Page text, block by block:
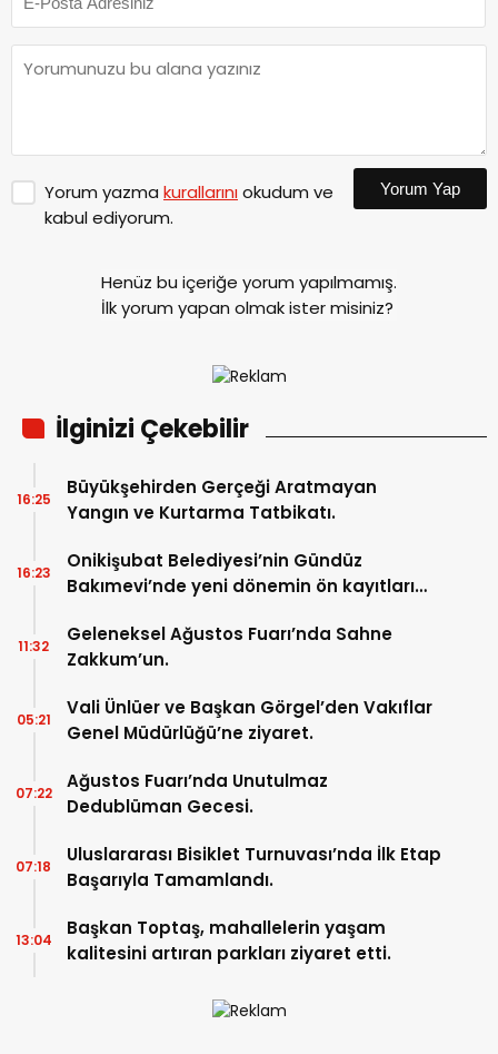
Yorum yazma kurallarınıokudum ve
kabul ediyorum.
Yorum Yap
Henüz bu içeriğe yorum yapılmamış.
İlk yorum yapan olmak ister misiniz?
İlginizi Çekebilir
Büyükşehirden Gerçeği Aratmayan
Yangın ve Kurtarma Tatbikatı.
16:25
Onikişubat Belediyesi’nin Gündüz
Bakımevi’nde yeni dönemin ön kayıtları
16:23
Geleneksel Ağustos Fuarı’nda Sahne
Zakkum’un.
11:32
Vali Ünlüer ve Başkan Görgel’den Vakıflar
Genel Müdürlüğü’ne ziyaret.
05:21
Ağustos Fuarı’nda Unutulmaz
Dedublüman Gecesi.
07:22
Uluslararası Bisiklet Turnuvası’nda İlk Etap
Başarıyla Tamamlandı.
07:18
Başkan Toptaş, mahallelerin yaşam
kalitesini artıran parkları ziyaret etti.
13:04